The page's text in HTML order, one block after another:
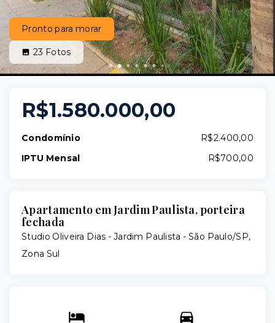
Pronto para morar
23 Fotos
R$1.580.000,00
Condomínio
R$2.400,00
IPTU Mensal
R$700,00
Apartamento em Jardim Paulista, porteira
fechada
Studio Oliveira Dias - Jardim Paulista - São Paulo/SP,
Zona Sul